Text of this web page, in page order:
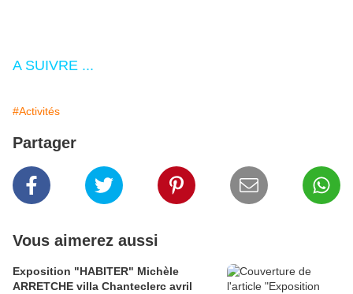
A SUIVRE ...
#Activités
Partager
Vous aimerez aussi
Exposition "HABITER" Michèle
ARRETCHE villa Chanteclerc avril